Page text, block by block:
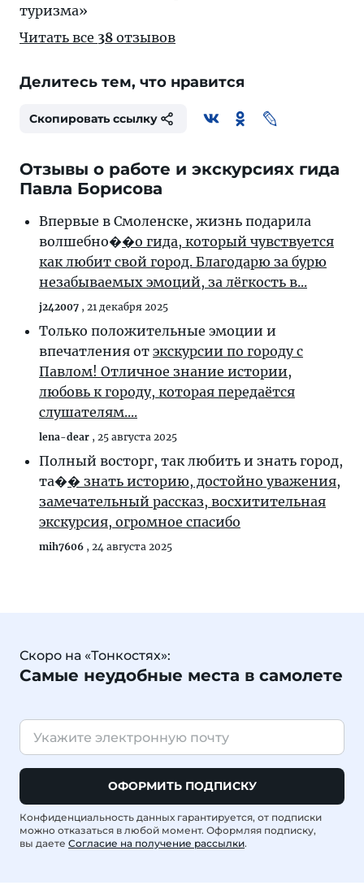
туризма»
Читать все 38 отзывов
Делитесь тем, что нравится
Скопировать ссылку
Отзывы о работе и экскурсиях гида
Павла Борисова
Впервые в Смоленске, жизнь подарила
волшебно��о гида, который чувствуется
как любит свой город. Благодарю за бурю
незабываемых эмоций, за лёгкость в...
j242007 , 21 декабря 2025
Только положительные эмоции и
впечатления от экскурсии по городу с
Павлом! Отличное знание истории,
любовь к городу, которая передаётся
слушателям....
lena-dear , 25 августа 2025
Полный восторг, так любить и знать город,
та�� знать историю, достойно уважения,
замечательный рассказ, восхитительная
экскурсия, огромное спасибо
mih7606 , 24 августа 2025
Скоро на «Тонкостях»:
Самые неудобные места в самолете
ОФОРМИТЬ ПОДПИСКУ
Конфиденциальность данных гарантируется, от подписки
можно отказаться в любой момент. Оформляя подписку,
вы даете Согласие на получение рассылки.